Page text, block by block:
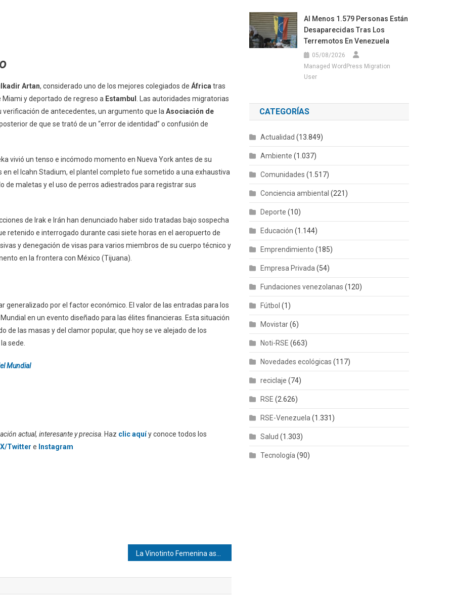
Artan, considerado uno de los mejores colegiados de África tras
y deportado de regreso a Estambul
. Las autoridades migratorias
de antecedentes, un argumento que la Asociación de
de que se trató de un “error de identidad” o confusión de
vivió un tenso e incómodo momento en Nueva York antes de su
el Icahn Stadium, el plantel completo fue sometido a una exhaustiva
de maletas y el uso de perros adiestrados para registrar sus
de Irak e Irán han denunciado haber sido tratadas bajo sospecha
retenido e interrogado durante casi siete horas en el aeropuerto de
y denegación de visas para varios miembros de su cuerpo técnico y
en la frontera con México (Tijuana).
por el factor económico. El valor de las entradas para los
en un evento diseñado para las élites financieras. Esta situación
las masas y del clamor popular, que hoy se ve alejado de los
sede.
Mundial
actual, interesante y precisa . Haz clic aquíy conoce todos los
X/Twitter e Instagram
Al Menos 1.579 Personas Están
Desaparecidas Tras Los
Terremotos En Venezuela
05/08/2026
Managed WordPress Migration
User
CATEGORÍAS
Actualidad (13.849)
Ambiente (1.037)
Comunidades (1.517)
Conciencia ambiental (221)
Deporte (10)
Educación (1.144)
Emprendimiento (185)
Empresa Privada (54)
Fundaciones venezolanas (120)
Fútbol (1)
Movistar(6)
Noti-RSE (663)
Novedades ecológicas (117)
reciclaje (74)
RSE (2.626)
RSE-Venezuela (1.331)
Salud (1.303)
Tecnología (90)